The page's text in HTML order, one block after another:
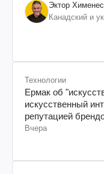
Эктор
Канадский и
Технологии
Ермак об
искусственный
репутацией
Вчера